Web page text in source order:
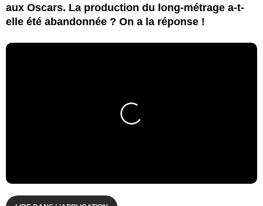
aux Oscars. La production du long-métrage a-t-
elle été abandonnée ? On a la réponse !